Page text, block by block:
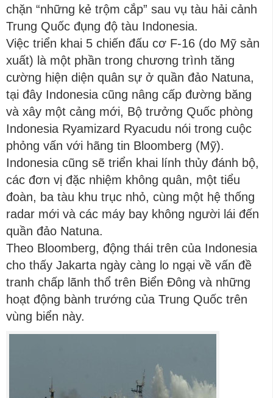
chặn “những kẻ trộm cắp” sau vụ tàu hải cảnh
Trung Quốc đụng độ tàu Indonesia.
Việc triển khai 5 chiến đấu cơ F-16 (do Mỹ sản
xuất) là một phần trong chương trình tăng
cường hiện diện quân sự ở quần đảo Natuna,
tại đây Indonesia cũng nâng cấp đường băng
và xây một cảng mới, Bộ trưởng Quốc phòng
Indonesia Ryamizard Ryacudu nói trong cuộc
phỏng vấn với hãng tin Bloomberg (Mỹ).
Indonesia cũng sẽ triển khai lính thủy đánh bộ,
các đơn vị đặc nhiệm không quân, một tiểu
đoàn, ba tàu khu trục nhỏ, cùng một hệ thống
radar mới và các máy bay không người lái đến
quần đảo Natuna.
Theo Bloomberg, động thái trên của Indonesia
cho thấy Jakarta ngày càng lo ngại về vấn đề
tranh chấp lãnh thổ trên Biển Đông và những
hoạt động bành trướng của Trung Quốc trên
vùng biển này.